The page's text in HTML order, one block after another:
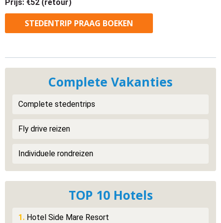
Prijs: €52 (retour)
STEDENTRIP PRAAG BOEKEN
Complete Vakanties
Complete stedentrips
Fly drive reizen
Individuele rondreizen
TOP 10 Hotels
1. Hotel Side Mare Resort